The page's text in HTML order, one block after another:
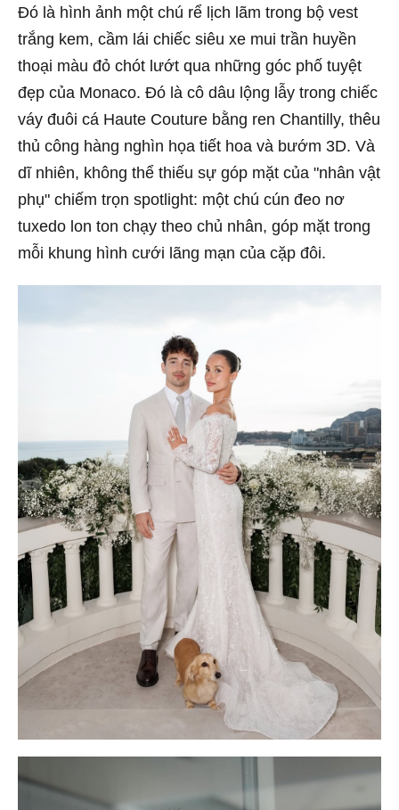
Đó là hình ảnh một chú rể lịch lãm trong bộ vest
trắng kem, cầm lái chiếc siêu xe mui trần huyền
thoại màu đỏ chót lướt qua những góc phố tuyệt
đẹp của Monaco. Đó là cô dâu lộng lẫy trong chiếc
váy đuôi cá Haute Couture bằng ren Chantilly, thêu
thủ công hàng nghìn họa tiết hoa và bướm 3D. Và
dĩ nhiên, không thể thiếu sự góp mặt của "nhân vật
phụ" chiếm trọn spotlight: một chú cún đeo nơ
tuxedo lon ton chạy theo chủ nhân, góp mặt trong
mỗi khung hình cưới lãng mạn của cặp đôi.